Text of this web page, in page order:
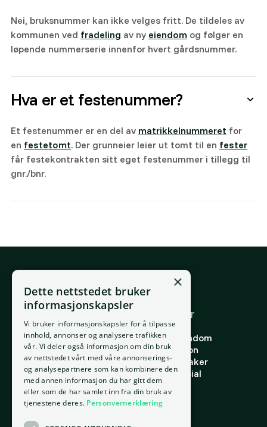
Nei, bruksnummer kan ikke velges fritt. De tildeles av
kommunen ved fradeling av ny eiendom og følger en
løpende nummerserie innenfor hvert gårdsnummer.
Hva er et festenummer?
Et festenummer er en del av matrikkelnummeret for
en festetomt. Der grunneier leier ut tomt til en fester
får festekontrakten sitt eget festenummer i tillegg til
gnr./bnr.
E-post
support@placepoint.no
Selskapet
Hjem
Om oss
Ansatte
Kontakt oss
Personvern
Vilkår for bruk
Informasjonskapsler
Brukområder
Forstå eiendom
Finne riktig eiendom
Finn riktig person
Finn riktig leietaker
Verdi og potensial
Risiko
Portefølje
×
Dette nettstedet bruker
informasjonskapsler
Vi bruker informasjonskapsler for å tilpasse
innhold, annonser og analysere trafikken
vår. Vi deler også informasjon om din bruk
av nettstedet vårt med våre annonserings-
og analysepartnere som kan kombinere den
med annen informasjon du har gitt dem
eller som de har samlet inn fra din bruk av
tjenestene deres. Personvernerklæring